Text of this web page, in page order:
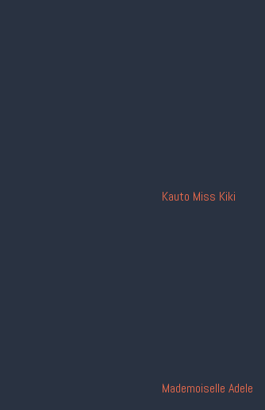
Kauto Miss Kiki
Mademoiselle Adele